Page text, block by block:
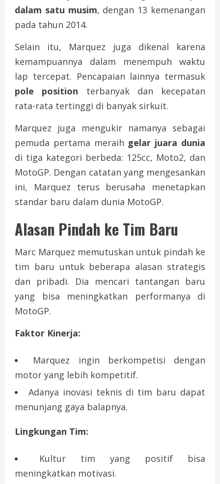
dalam satu musim, dengan 13 kemenangan
pada tahun 2014.
Selain itu, Marquez juga dikenal karena
kemampuannya dalam menempuh waktu
lap tercepat. Pencapaian lainnya termasuk
pole position terbanyak dan kecepatan
rata-rata tertinggi di banyak sirkuit.
Marquez juga mengukir namanya sebagai
pemuda pertama meraih gelar juara dunia
di tiga kategori berbeda: 125cc, Moto2, dan
MotoGP. Dengan catatan yang mengesankan
ini, Marquez terus berusaha menetapkan
standar baru dalam dunia MotoGP.
Alasan Pindah ke Tim Baru
Marc Marquez memutuskan untuk pindah ke
tim baru untuk beberapa alasan strategis
dan pribadi. Dia mencari tantangan baru
yang bisa meningkatkan performanya di
MotoGP.
Faktor Kinerja:
Marquez ingin berkompetisi dengan
motor yang lebih kompetitif.
Adanya inovasi teknis di tim baru dapat
menunjang gaya balapnya.
Lingkungan Tim:
Kultur tim yang positif bisa
meningkatkan motivasi.